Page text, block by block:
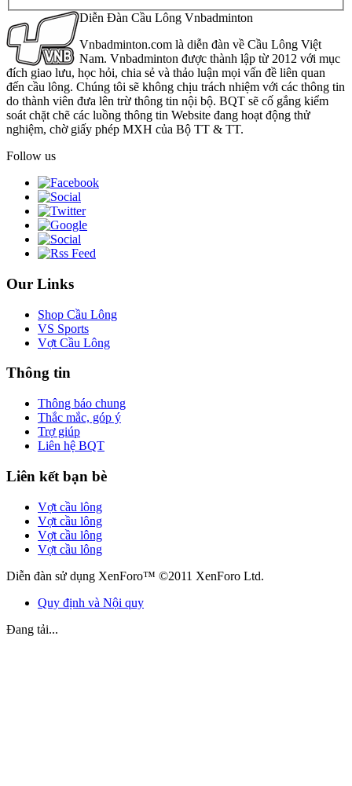
Diễn Đàn Cầu Lông Vnbadminton
Vnbadminton.com là diễn đàn về Cầu Lông Việt
Nam. Vnbadminton được thành lập từ 2012 với mục
đích giao lưu, học hỏi, chia sẻ và thảo luận mọi vấn đề liên quan
đến cầu lông. Chúng tôi sẽ không chịu trách nhiệm với các thông tin
do thành viên đưa lên trừ thông tin nội bộ. BQT sẽ cố gắng kiểm
soát chặt chẽ các luồng thông tin Website đang hoạt động thử
nghiệm, chờ giấy phép MXH của Bộ TT & TT.
Follow us
Our Links
Shop Cầu Lông
VS Sports
Vợt Cầu Lông
Thông tin
Thông báo chung
Thắc mắc, góp ý
Trợ giúp
Liên hệ BQT
Liên kết bạn bè
Vợt cầu lông
Vợt cầu lông
Vợt cầu lông
Vợt cầu lông
Diễn đàn sử dụng XenForo™ ©2011 XenForo Ltd.
Quy định và Nội quy
Đang tải...